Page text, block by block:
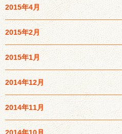
2015年4月
2015年2月
2015年1月
2014年12月
2014年11月